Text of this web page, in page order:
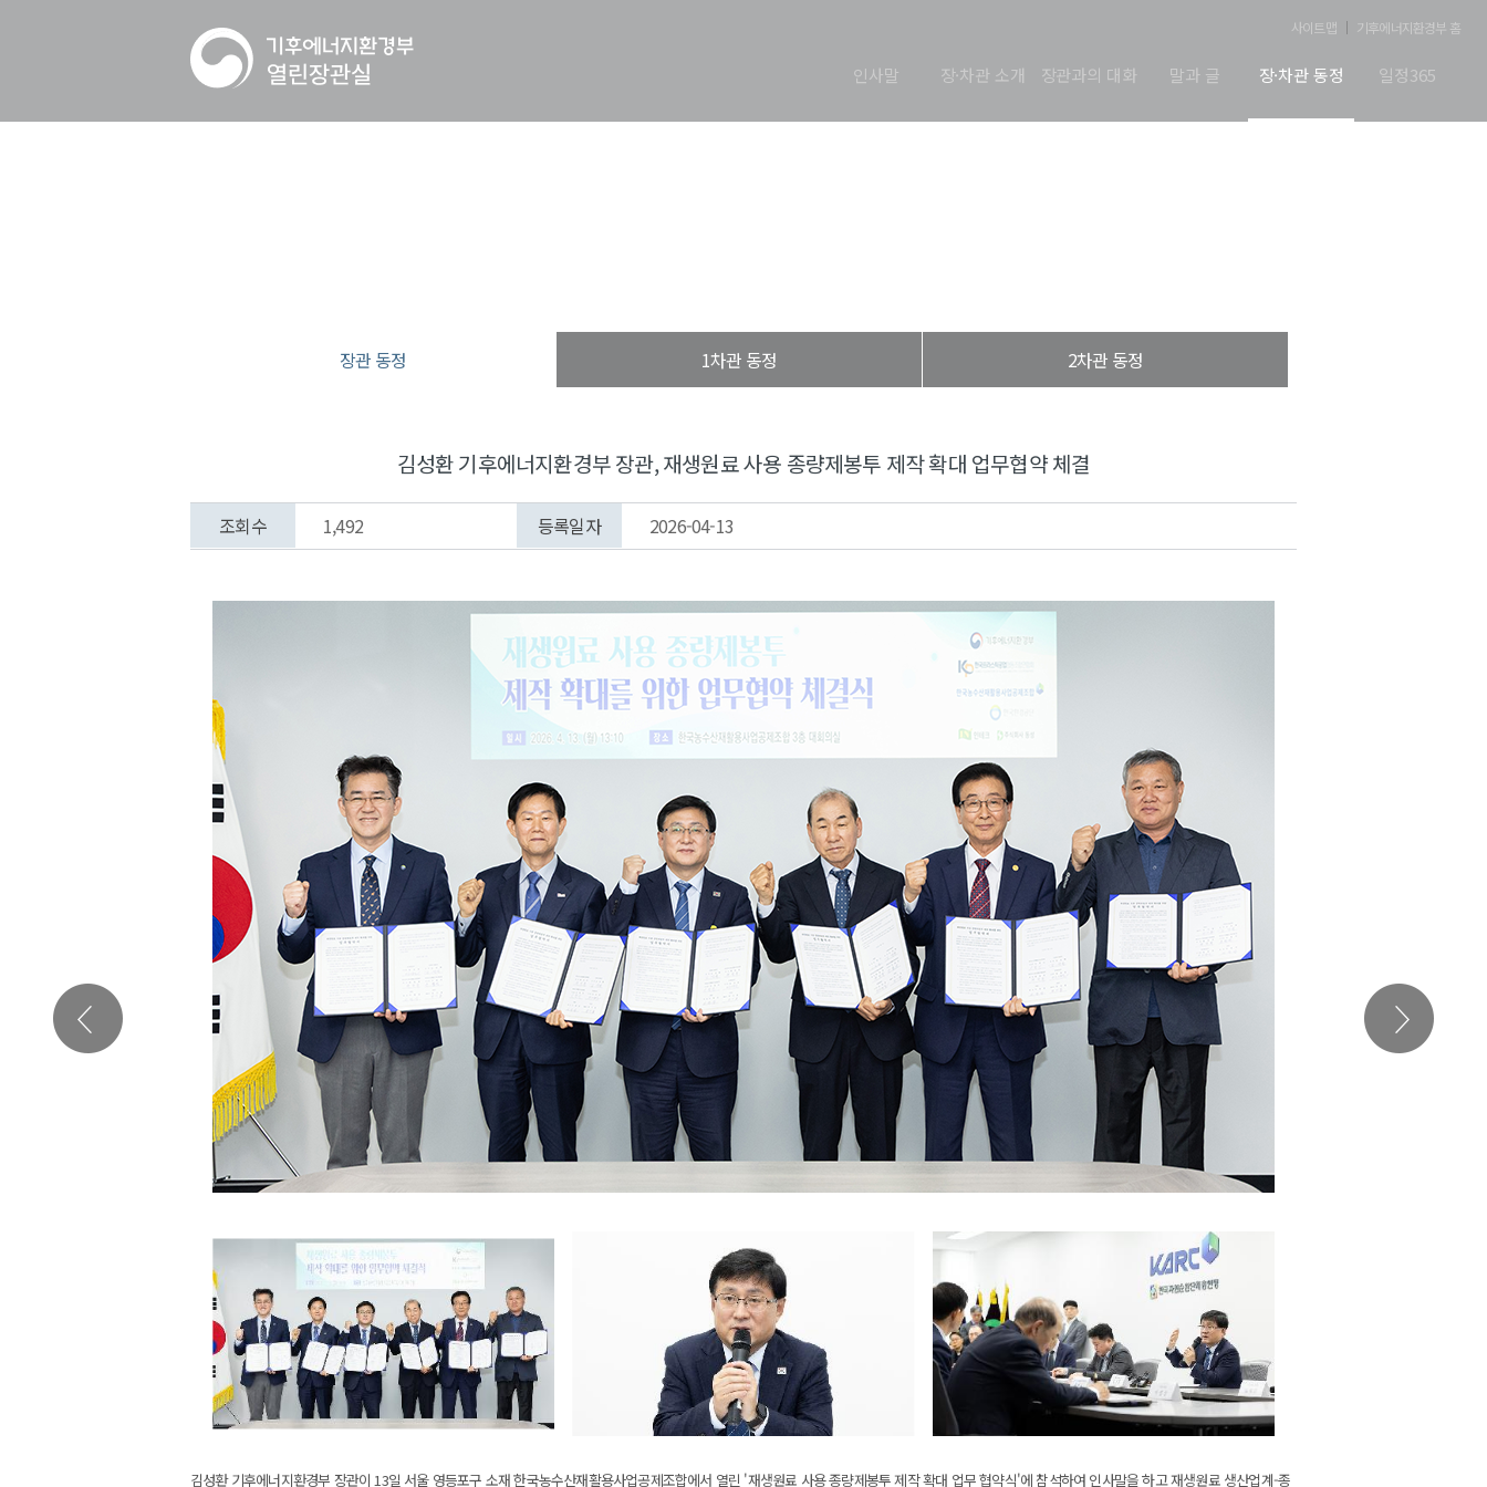
사이트맵 기후에너지환경부 홈
인사말 장·차관 소개 장관과의 대화 말과 글 장·차관 동정 일정365
장관 동정 1차관 동정 2차관 동정
김성환 기후에너지환경부 장관, 재생원료 사용 종량제봉투 제작 확대 업무협약 체결
조회수 1,492 등록일자 2026-04-13
김성환 기후에너지환경부 장관이 13일 서울 영등포구 소재 한국농수산재활용사업공제조합에서 열린 '재생원료 사용 종량제봉투 제작 확대 업무 협약식'에 참석하여 인사말을 하고 재생원료 생산업계-종